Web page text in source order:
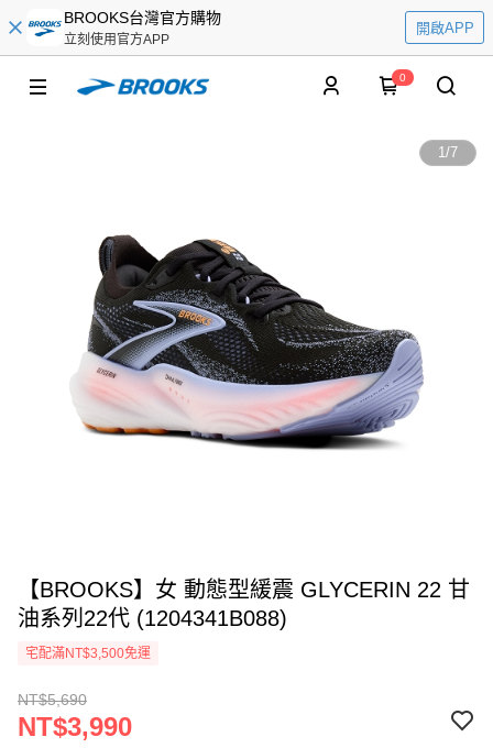
BROOKS台灣官方購物
立刻使用官方APP
開啟APP
0
1/7
【BROOKS】女 動態型緩震 GLYCERIN 22 甘
油系列22代 (1204341B088)
宅配滿NT$3,500免運
NT$5,690
NT$3,990